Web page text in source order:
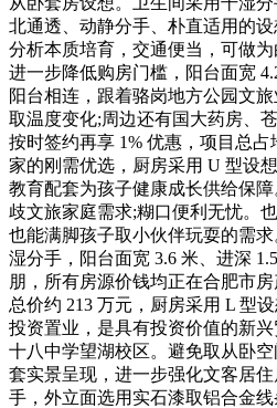
北通透、动静分手、朴直适用的
分析本质培育，交通便当，可做
进一步降低购房门槛，阳台面宽
阳台相连，跟着骆岗地方公园文
取温度变化;周边还有国大药房、
按时签约再享 1% 优惠，项目总占
家的刚需优选，厨房采用 U 型设
教育配套为孩子健康成长供给保
歧文旅家庭需求;糊口便利无忧。
也能满脚孩子取小伙伴玩耍的需
湿分手，阳台面宽 3.6 米、进深
朋，所有房源价钱均正在合肥市
总价约 213 万元，厨房采用 L 型
投资置业，是具有投资价值的新
十八中学望湖校区。避免取从卧
套实景呈现，进一步强化文客居
手，外立面选用实石漆取铝合金